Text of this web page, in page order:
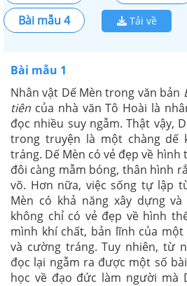
Bài mẫu 4
Tải về
Bài mẫu 1
Nhân vật Dế Mèn trong văn bản
tiên của nhà văn Tô Hoài là
đọc nhiều suy ngẫm. Thật vậy,
trong truyện là một chàng dế
tráng. Dế Mèn có vẻ đẹp về
đôi càng mẫm bóng, thân hình
võ. Hơn nữa, việc sống tự lập
Mèn có khả năng xây dựng
không chỉ có vẻ đẹp về hình
mình khí chất, bản lĩnh của
và cường tráng. Tuy nhiên, từ
đọc lại ngẫm ra được một số
học về đạo đức làm người mà